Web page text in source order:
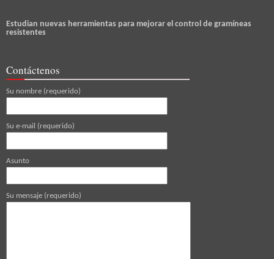
Estudian nuevas herramientas para mejorar el control de gramíneas
resistentes
Contáctenos
Su nombre (requerido)
Su e-mail (requerido)
Asunto
Su mensaje (requerido)